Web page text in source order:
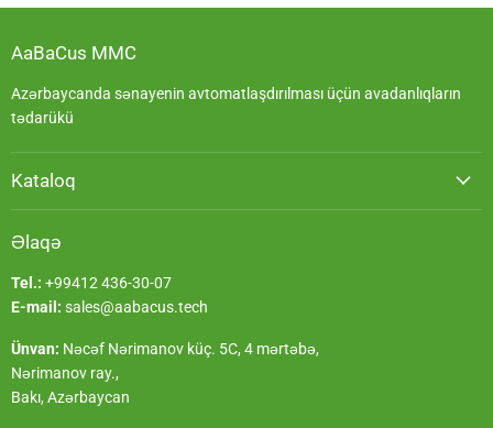
AaBaCus MMC
Azərbaycanda sənayenin avtomatlaşdırılması üçün avadanlıqların
tədarükü
Kataloq
Əlaqə
Tel.: +99412 436-30-07
E-mail: sales@aabacus.tech
Ünvan: Nəcəf Nərimanov küç. 5C, 4 mərtəbə,
Nərimanov ray.,
Bakı, Azərbaycan